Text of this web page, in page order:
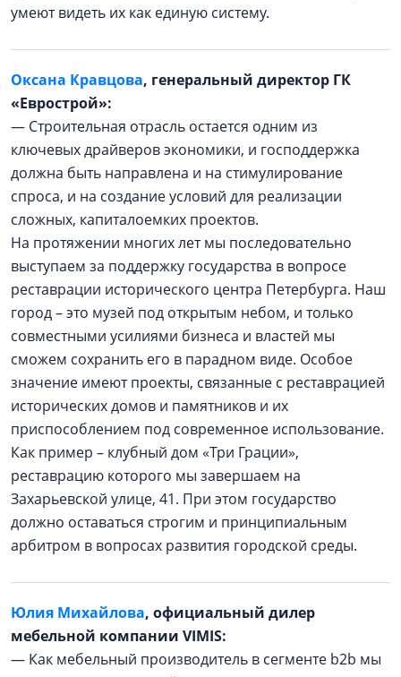
умеют видеть их как единую систему.
Оксана Кравцова, генеральный директор ГК
«Еврострой»:
— Строительная отрасль остается одним из
ключевых драйверов экономики, и господдержка
должна быть направлена и на стимулирование
спроса, и на создание условий для реализации
сложных, капиталоемких проектов.
На протяжении многих лет мы последовательно
выступаем за поддержку государства в вопросе
реставрации исторического центра Петербурга. Наш
город – это музей под открытым небом, и только
совместными усилиями бизнеса и властей мы
сможем сохранить его в парадном виде. Особое
значение имеют проекты, связанные с реставрацией
исторических домов и памятников и их
приспособлением под современное использование.
Как пример – клубный дом «Три Грации»,
реставрацию которого мы завершаем на
Захарьевской улице, 41. При этом государство
должно оставаться строгим и принципиальным
арбитром в вопросах развития городской среды.
Юлия Михайлова, официальный дилер
мебельной компании VIMIS:
— Как мебельный производитель в сегменте b2b мы